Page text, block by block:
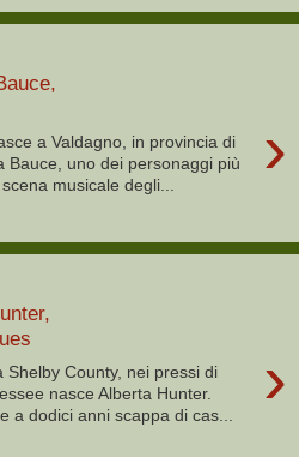
›
a Valdagno, in provincia di
Bauce, uno dei personaggi più
musicale degli...
›
Shelby County, nei pressi di
nasce Alberta Hunter.
a dodici anni scappa di cas...